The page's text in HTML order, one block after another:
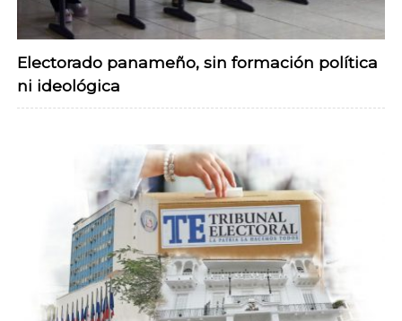
Electorado panameño, sin formación política
ni ideológica